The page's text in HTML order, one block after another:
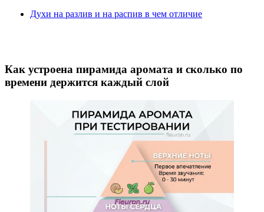
Духи на разлив и на распив в чем отличие
Как устроена пирамида аромата и сколько по
времени держится каждый слой